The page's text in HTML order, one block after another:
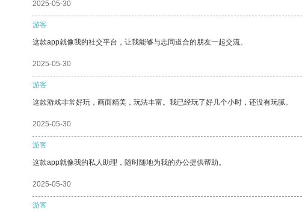
2025-05-30
游客
这款app就像我的社交平台，让我能够与志同道合的朋友一起交流。
2025-05-30
游客
这款游戏非常好玩，画面精美，玩法丰富。我已经玩了好几个小时，还没有玩腻。
2025-05-30
游客
这款app就像我的私人助理，随时随地为我的办公提供帮助。
2025-05-30
游客